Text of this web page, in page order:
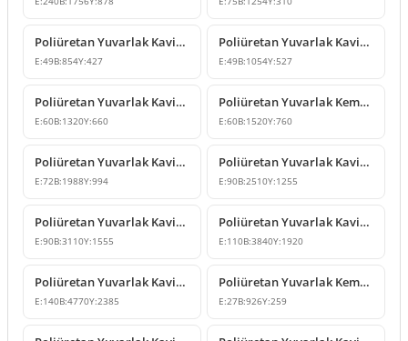
Poliüretan Yuvarlak Kavisli Kemer ve Pencere Söve Modeli
E:49B:854Y:427
Poliüretan Yuvarlak Kavis Kemer ve Kapı Üstü Süsleme Modeli
E:49B:1054Y:527
Poliüretan Yuvarlak Kavis Kemer Modelleri
E:60B:1320Y:660
Poliüretan Yuvarlak Kemer ve Kavisli Kapı Pencere Dekoru
E:60B:1520Y:760
Poliüretan Yuvarlak Kavis Kemer Modelleri
E:72B:1988Y:994
Poliüretan Yuvarlak Kavis Kemer ve Seviye Geçiş Profili
E:90B:2510Y:1255
Poliüretan Yuvarlak Kavis Kemer ve Geçiş Dekoru Modeli
E:90B:3110Y:1555
Poliüretan Yuvarlak Kavisli Kemer Modeli
E:110B:3840Y:1920
Poliüretan Yuvarlak Kavisli Kemer Modeli
E:140B:4770Y:2385
Poliüretan Yuvarlak Kemer ve Kavisli Söve Tasarımı
E:27B:926Y:259